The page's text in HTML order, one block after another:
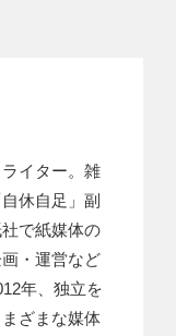
イター。雑
休自足」副
で紙媒体の
・運営など
年、独立を
ざまな媒体